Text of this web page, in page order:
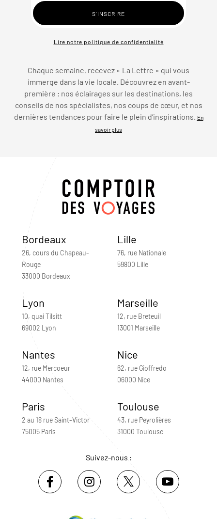
Lire notre politique de confidentialité
Chaque semaine, recevez « La Lettre » qui vous
immerge dans la vie locale. Découvrez en avant-
première : nos éclairages sur les destinations, les
conseils de nos spécialistes, nos coups de cœur, et nos
dernières tendances pour faire le plein d’inspirations.
En
savoir plus
Bordeaux
26, cours du Chapeau-
Rouge
33000 Bordeaux
Lille
76, rue Nationale
59800 Lille
Lyon
10, quai Tilsitt
69002 Lyon
Marseille
12, rue Breteuil
13001 Marseille
Nantes
12, rue Mercoeur
44000 Nantes
Nice
62, rue Gioffredo
06000 Nice
Paris
2 au 18 rue Saint-Victor
75005 Paris
Toulouse
43, rue Peyrolières
31000 Toulouse
Suivez-nous :